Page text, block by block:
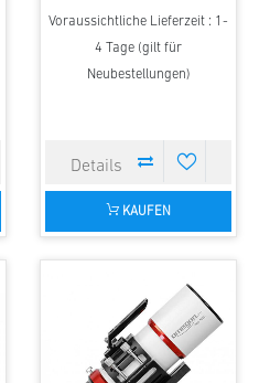
Voraussichtliche Lieferzeit : 1-
4 Tage (gilt für
Neubestellungen)
KAUFEN